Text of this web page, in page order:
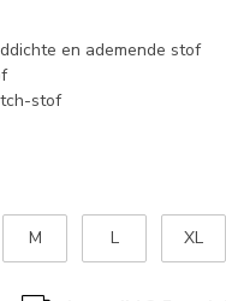
en ademende stof
stof
M L XL